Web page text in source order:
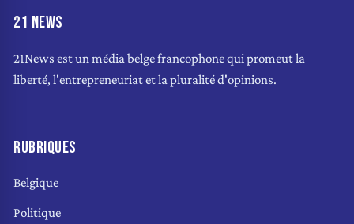
21 NEWS
21News est un média belge francophone qui promeut la
liberté, l'entrepreneuriat et la pluralité d'opinions.
RUBRIQUES
Belgique
Politique